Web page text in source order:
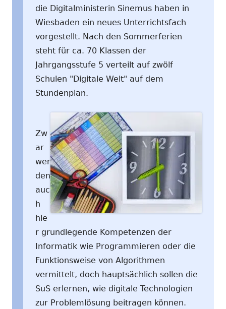
die Digitalministerin Sinemus haben in
Wiesbaden ein neues Unterrichtsfach
vorgestellt. Nach den Sommerferien
steht für ca. 70 Klassen der
Jahrgangsstufe 5 verteilt auf zwölf
Schulen "Digitale Welt" auf dem
Stundenplan.
Zw
ar
wer
den
auc
h
hie
r grundlegende Kompetenzen der
Informatik wie Programmieren oder die
Funktionsweise von Algorithmen
vermittelt, doch hauptsächlich sollen die
SuS erlernen, wie digitale Technologien
zur Problemlösung beitragen können.